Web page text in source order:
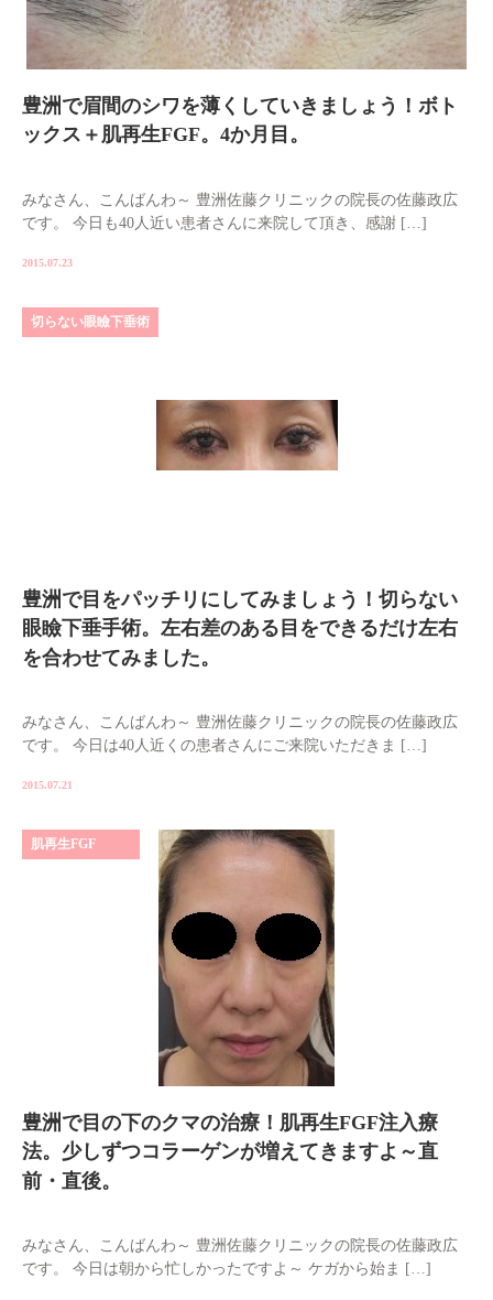
豊洲で眉間のシワを薄くしていきましょう！ボト
ックス＋肌再生FGF。4か月目。
みなさん、こんばんわ～ 豊洲佐藤クリニックの院長の佐藤政広
です。 今日も40人近い患者さんに来院して頂き、感謝 […]
2015.07.23
切らない眼瞼下垂術
豊洲で目をパッチリにしてみましょう！切らない
眼瞼下垂手術。左右差のある目をできるだけ左右
を合わせてみました。
みなさん、こんばんわ～ 豊洲佐藤クリニックの院長の佐藤政広
です。 今日は40人近くの患者さんにご来院いただきま […]
2015.07.21
肌再生FGF
豊洲で目の下のクマの治療！肌再生FGF注入療
法。少しずつコラーゲンが増えてきますよ～直
前・直後。
みなさん、こんばんわ～ 豊洲佐藤クリニックの院長の佐藤政広
です。 今日は朝から忙しかったですよ～ ケガから始ま […]